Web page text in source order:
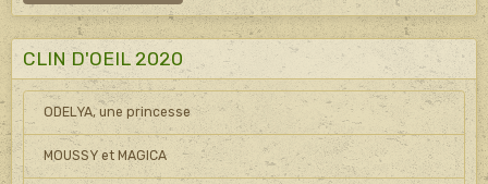
CLIN D'OEIL 2020
ODELYA, une princesse
MOUSSY et MAGICA